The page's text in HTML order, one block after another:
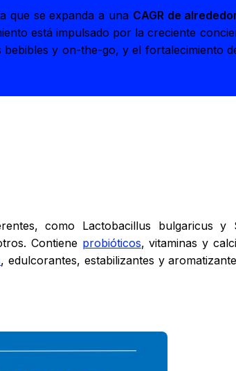
que se expanda a una CAGR de
está impulsado por la creciente
y on-the-go, y el fortalecimiento
como Lactobacillus bulgaricus y
Contiene probióticos, vitaminas y
, edulcorantes, estabilizantes y